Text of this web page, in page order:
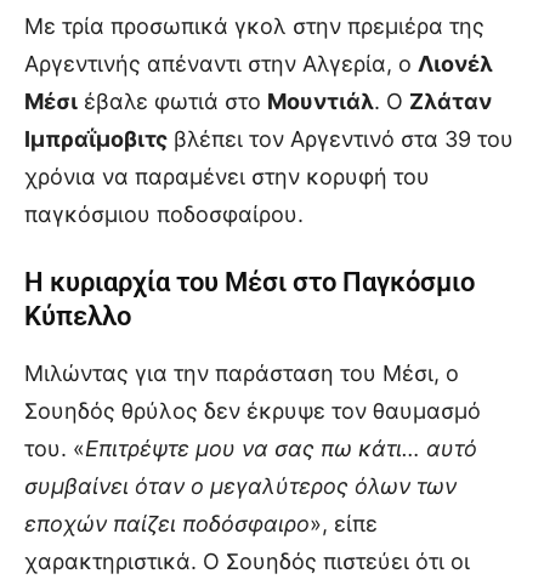
Με τρία προσωπικά γκολ στην πρεμιέρα της
Αργεντινής απέναντι στην Αλγερία, ο Λιονέλ
Μέσι έβαλε φωτιά στο Μουντιάλ. Ο Ζλάταν
Ιμπραΐμοβιτς βλέπει τον Αργεντινό στα 39 του
χρόνια να παραμένει στην κορυφή του
παγκόσμιου ποδοσφαίρου.
Η κυριαρχία του Μέσι στο Παγκόσμιο
Κύπελλο
Μιλώντας για την παράσταση του Μέσι, ο
Σουηδός θρύλος δεν έκρυψε τον θαυμασμό
του. «Επιτρέψτε μου να σας πω κάτι… αυτό
συμβαίνει όταν ο μεγαλύτερος όλων των
εποχών παίζει ποδόσφαιρο», είπε
χαρακτηριστικά. Ο Σουηδός πιστεύει ότι οι